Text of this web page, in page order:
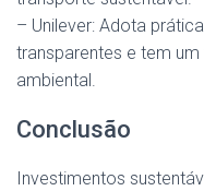
– Unilever: Adota
transparentes e tem
ambiental.
Conclusão
Investimentos